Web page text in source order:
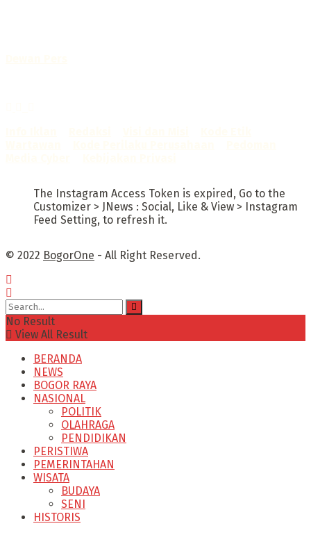
The Instagram Access Token is expired, Go to the
Customizer > JNews : Social, Like & View > Instagram
Feed Setting, to refresh it.
© 2022 BogorOne - All Right Reserved.
No Result
View All Result
BERANDA
NEWS
BOGOR RAYA
NASIONAL
POLITIK
OLAHRAGA
PENDIDIKAN
PERISTIWA
PEMERINTAHAN
WISATA
BUDAYA
SENI
HISTORIS